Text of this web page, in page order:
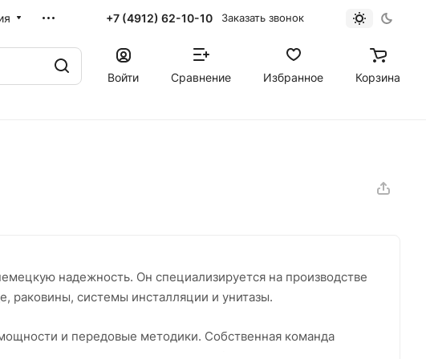
+7 (4912) 62-10-10 Заказать звонок
Войти Сравнение Избранное Корзина
надежность. Он специализируется на производстве
раковины, системы инсталляции и унитазы.
и передовые методики. Собственная команда